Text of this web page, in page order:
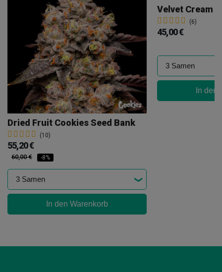
Dried Fruit Cookies Seed Bank
(10)
55,20 €
60,00 € -8%
In den Warenkorb
Velvet Cream
(6)
45,00 €
In den